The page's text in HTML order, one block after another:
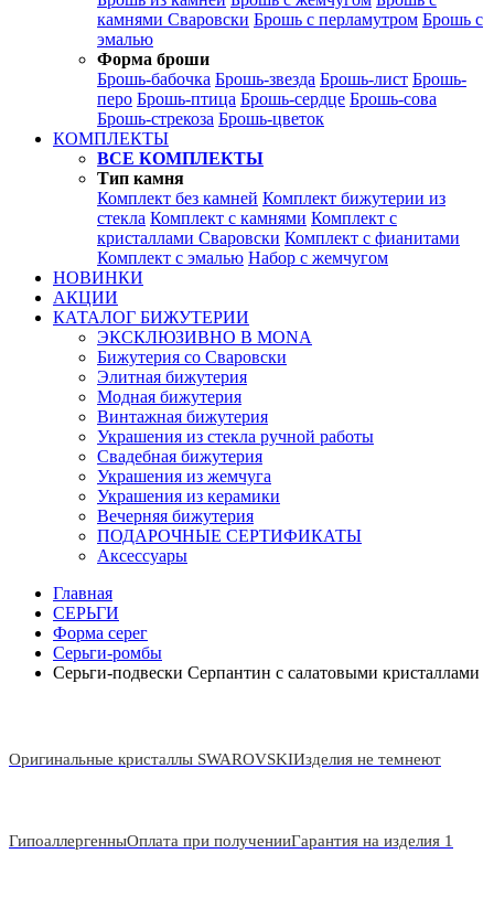
камнями Сваровски Брошь с перламутром Брошь с
эмалью
Форма броши
Брошь-бабочка Брошь-звезда Брошь-лист Брошь-
перо Брошь-птица Брошь-сердце Брошь-сова
Брошь-стрекоза Брошь-цветок
КОМПЛЕКТЫ
ВСЕ КОМПЛЕКТЫ
Тип камня
Комплект без камней Комплект бижутерии из
стекла Комплект с камнями Комплект с
кристаллами Сваровски Комплект с фианитами
Комплект с эмалью Набор с жемчугом
НОВИНКИ
АКЦИИ
КАТАЛОГ БИЖУТЕРИИ
ЭКСКЛЮЗИВНО В MONA
Бижутерия со Сваровски
Элитная бижутерия
Модная бижутерия
Винтажная бижутерия
Украшения из стекла ручной работы
Свадебная бижутерия
Украшения из жемчуга
Украшения из керамики
Вечерняя бижутерия
ПОДАРОЧНЫЕ СЕРТИФИКАТЫ
Аксессуары
Главная
СЕРЬГИ
Форма серег
Серьги-ромбы
Серьги-подвески Серпантин с салатовыми кристаллами
Оригинальные кристаллы SWAROVSKIИзделия не темнеют
ГипоаллергенныОплата при полученииГарантия на изделия 1